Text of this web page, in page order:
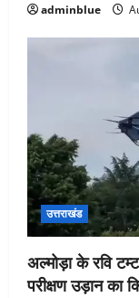
adminblue
उत्तराखंड
अल्मोड़ा के रवि
परीक्षण उड़ान का